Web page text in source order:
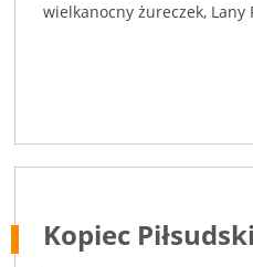
wielkanocny żureczek,
Kopiec